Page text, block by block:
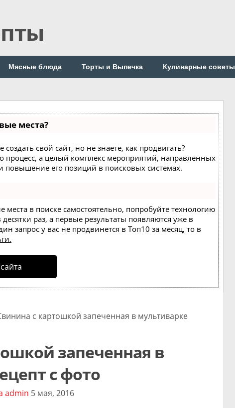
Мясные блюда Торты и Выпечка Кулинарные советы
места?
свой сайт, но не знаете, как продвигать?
процесс, а целый комплекс мероприятий, направленных
повышение его позиций в поисковых системах.
места в поиске самостоятельно, попробуйте технологию
раз, а первые результаты появляются уже в
запрос у вас не продвинется в Топ10 за месяц, то в
с картошкой запеченная в мультиварке
запеченная в
с фото
admin 5 мая, 2016